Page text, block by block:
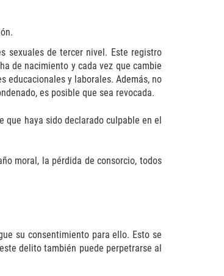
sexuales de tercer nivel. Este registro
de nacimiento y cada vez que cambie
educacionales y laborales. Además, no
es posible que sea revocada.
haya sido declarado culpable en el
moral, la pérdida de consorcio, todos
su consentimiento para ello. Esto se
delito también puede perpetrarse al